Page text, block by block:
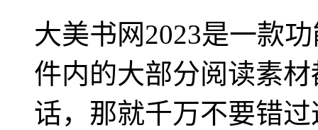
大美书网2023是一款
件内的大部分阅读素
话，那就千万不要错